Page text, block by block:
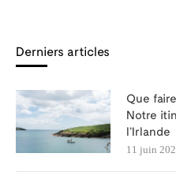
Derniers articles
Que
Notre
l’Irlande
11 juin